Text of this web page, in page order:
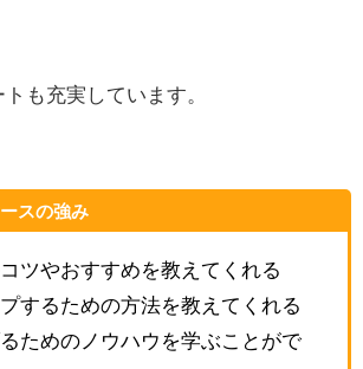
も充実しています。
スの強み
ツやおすすめを教えてくれる
するための方法を教えてくれる
ためのノウハウを学ぶことがで